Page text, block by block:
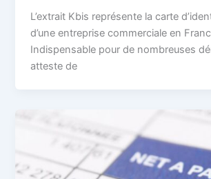
L’extrait Kbis représente la carte
d’une entreprise commerciale en
Indispensable pour de nombreuses
atteste de